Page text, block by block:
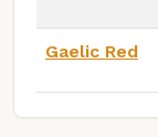
Gaelic Red